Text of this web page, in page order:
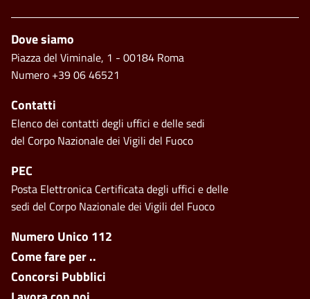
Footer side menu
Numero Unico 112
Come fare per ..
Concorsi Pubblici
Footer
Dove siamo
Piazza del Viminale, 1 - 00184 Roma
Numero +39 06 46521
Contatti
Elenco dei contatti degli uffici e delle sedi
del Corpo Nazionale dei Vigili del Fuoco
PEC
Posta Elettronica Certificata degli uffici e delle
sedi del Corpo Nazionale dei Vigili del Fuoco